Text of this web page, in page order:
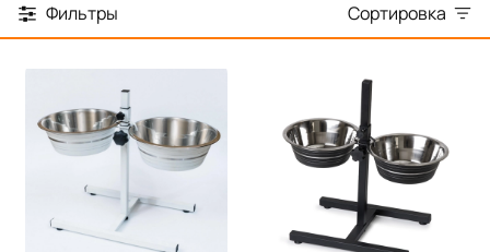
Фильтры Сортировка